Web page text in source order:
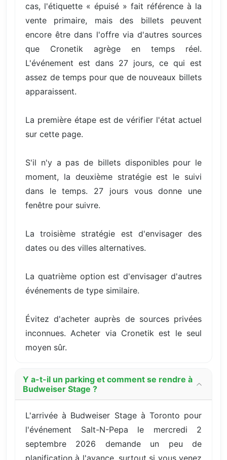
cas, l'étiquette « épuisé » fait référence à la
vente primaire, mais des billets peuvent
encore être dans l'offre via d'autres sources
que Cronetik agrège en temps réel.
L'événement est dans 27 jours, ce qui est
assez de temps pour que de nouveaux billets
apparaissent.
La première étape est de vérifier l'état actuel
sur cette page.
S'il n'y a pas de billets disponibles pour le
moment, la deuxième stratégie est le suivi
dans le temps. 27 jours vous donne une
fenêtre pour suivre.
La troisième stratégie est d'envisager des
dates ou des villes alternatives.
La quatrième option est d'envisager d'autres
événements de type similaire.
Évitez d'acheter auprès de sources privées
inconnues. Acheter via Cronetik est le seul
moyen sûr.
Y a-t-il un parking et comment se rendre à
Budweiser Stage ?
L'arrivée à Budweiser Stage à Toronto pour
l'événement Salt-N-Pepa le mercredi 2
septembre 2026 demande un peu de
planification à l'avance, surtout si vous venez